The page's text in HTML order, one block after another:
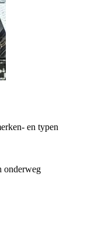
en typen
onderweg